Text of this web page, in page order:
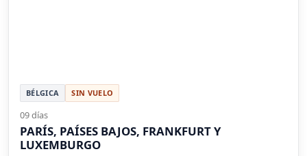
BÉLGICA SIN VUELO
09 días
PARÍS, PAÍSES BAJOS, FRANKFURT Y
LUXEMBURGO